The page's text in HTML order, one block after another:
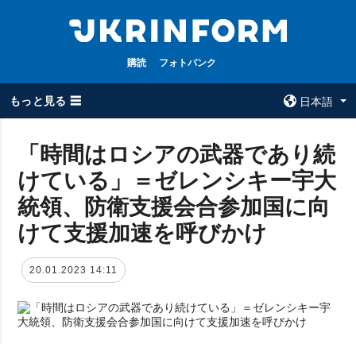
購読 フォトバンク
もっと見る ☰
日本語
全てのトピック
戦争
被占領地
経済・復興
防衛
社会・文化
ウクルインフォ
ルム
ウクルインフォル
ムについて
「時間はロシアの武器であり続
けている」＝ゼレンシキー宇大
統領、防衛支援会合参加国に向
けて支援加速を呼びかけ
20.01.2023 14:11